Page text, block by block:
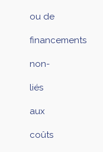
ou de
financements
non-
liés
aux
coûts